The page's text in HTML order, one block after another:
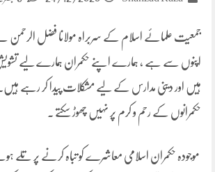
جمعیت علمائے اسلام کے سربراہ مولانا فضل الرحمن
اپنوں سے ہے ، ہمارے اپنے حکمران ہمارے لیے
ہیں اور دینی مدارس کے لیے مشکلات پیدا کر رہے
حکمرانوں کے رحم و کرم پر نہیں چھوڑ سکتے ۔
موجودہ حکمران اسلامی معاشرے کو تباہ کرنے پر تلے